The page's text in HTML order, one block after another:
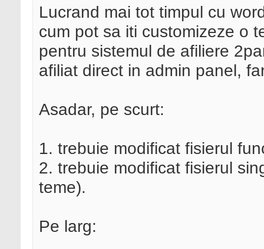
Lucrand mai tot timpul cu
cum pot sa iti customizeze o
pentru sistemul de afiliere
afiliat direct in admin panel,
Asadar, pe scurt:
1. trebuie modificat fisierul
2. trebuie modificat fisierul
teme).
Pe larg: